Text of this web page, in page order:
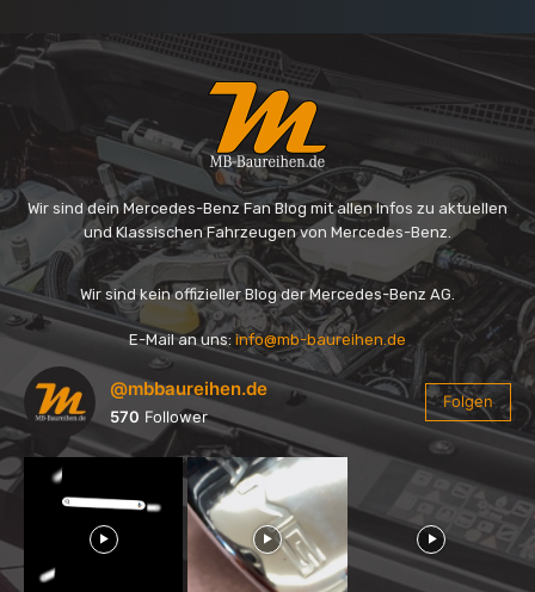
Wir sind dein Mercedes-Benz Fan Blog mit allen Infos zu aktuellen
und Klassischen Fahrzeugen von Mercedes-Benz.
Wir sind kein offizieller Blog der Mercedes-Benz AG.
E-Mail an uns: info@mb-baureihen.de
@mbbaureihen.de
570 Follower
Folgen